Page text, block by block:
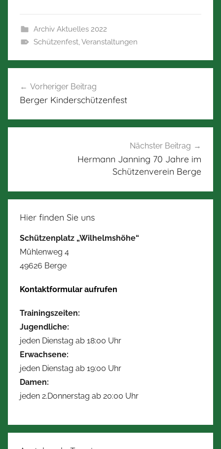
Archiv Aktuelles 2022
Schützenfest, Veranstaltungen
Vorheriger Beitrag
Berger Kinderschützenfest
Nächster Beitrag
Hermann Janning 70 Jahre im
Schützenverein Berge
Hier finden Sie uns
Schützenplatz „Wilhelmshöhe“
Mühlenweg 4
49626 Berge
Kontaktformular aufrufen
Trainingszeiten:
Jugendliche:
jeden Dienstag ab 18:00 Uhr
Erwachsene:
jeden Dienstag ab 19:00 Uhr
Damen:
jeden 2.Donnerstag ab 20:00 Uhr